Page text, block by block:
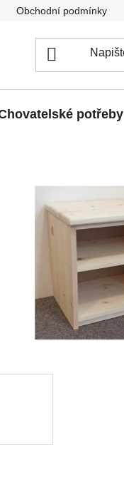
Obchodní podmínky
potřeby